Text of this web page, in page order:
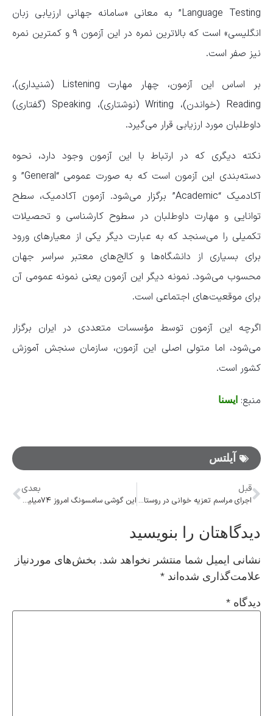
Language Testing” به معانی «سامانه جهانی ارزیابی زبان
انگلیسی» است که بالاترین نمره در این آزمون ۹ و کمترین نمره
نیز صفر است.
بر اساس این آزمون، چهار مهارت Listening (شنیداری)،
Reading (خواندن)، Writing (نوشتاری)، Speaking (گفتاری)
داوطلبان مورد ارزیابی قرار می‌گیرد.
نکته دیگری که در ارتباط با این آزمون وجود دارد، نحوه
دسته‌بندی این آزمون است که به صورت عمومی “General” و
آکادمیک “Academic” برگزار می‌شود. آزمون آکادمیک، سطح
توانایی و مهارت داوطلبان در سطوح کارشناسی و تحصیلات
تکمیلی را می‌سنجد که به عبارت دیگر یکی از معیار‌های ورود
برای بسیاری از دانشگاه‌ها و کالج‌های معتبر سراسر جهان
محسوب می‌شود. نمونه دیگر این آزمون یعنی نمونه عمومی آن
برای موقعیت‌های اجتماعی است.
اگرچه این آزمون توسط مؤسسات متعددی در ایران برگزار
می‌شود، اما متولی اصلی این آزمون، سازمان سنجش آموزش
کشور است.
منبع: ایسنا
آیلتس
قبل
اجرای مراسم تعزیه خوانی در روستای نیکنام ده لواسان
بعدی
این گوشی سامسونگ امروز ۷۴میلیون تومان قیمت خورد!
دیدگاهتان را بنویسید
نشانی ایمیل شما منتشر نخواهد شد. بخش‌های موردنیاز
علامت‌گذاری شده‌اند *
دیدگاه *